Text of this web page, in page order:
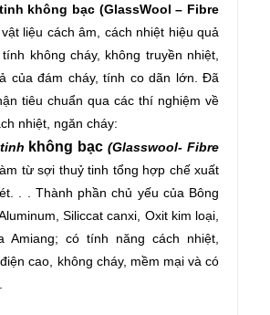
không bạc (GlassWool – Fibre
liệu cách âm, cách nhiệt hiệu quả
không cháy, không truyền nhiệt,
của đám cháy, tính co dãn lớn. Đã
tiêu chuẩn qua các thí nghiệm về
nhiệt, ngăn cháy:
không bạc(Glasswool- Fibre
từ sợi thuỷ tinh tổng hợp chế xuất
. . Thành phần chủ yếu của Bông
Siliccat canxi, Oxit kim loại,
Amiang; có tính năng cách nhiệt,
cao, không cháy, mềm mại và có